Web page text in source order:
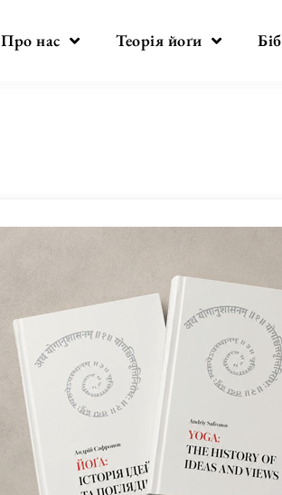
Про нас Теорія йоґи